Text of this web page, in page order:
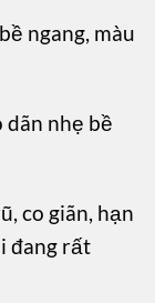
ngang, màu
dãn nhẹ bề
co giãn, hạn
đang rất